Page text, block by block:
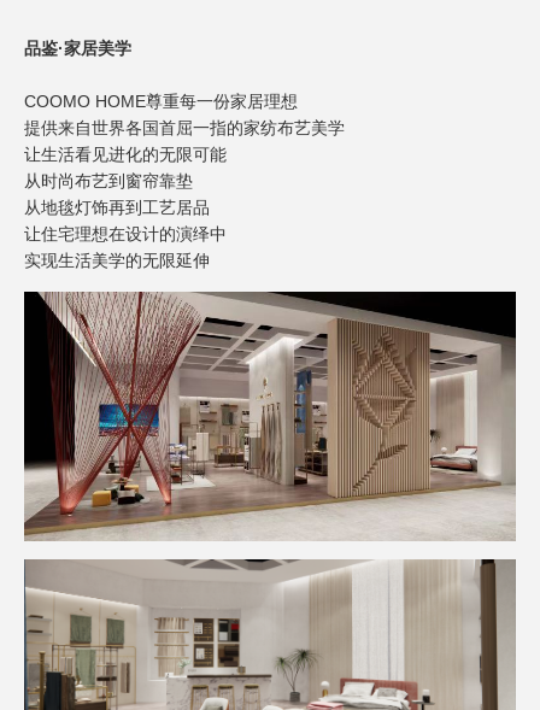
品鉴·家居美学
COOMO HOME尊重每一份家居理想
提供来自世界各国首屈一指的家纺布艺美学
让生活看见进化的无限可能
从时尚布艺到窗帘靠垫
从地毯灯饰再到工艺居品
让住宅理想在设计的演绎中
实现生活美学的无限延伸